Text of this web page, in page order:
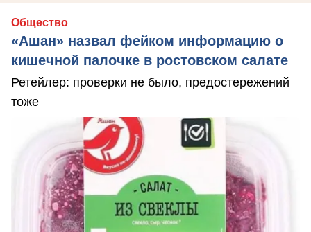
Общество
«Ашан» назвал фейком информацию о
кишечной палочке в ростовском салате
Ретейлер: проверки не было, предостережений
тоже